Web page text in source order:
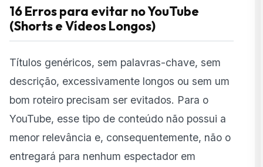
16 Erros para evitar no YouTube
(Shorts e Vídeos Longos)
Títulos genéricos, sem palavras-chave, sem
descrição, excessivamente longos ou sem um
bom roteiro precisam ser evitados. Para o
YouTube, esse tipo de conteúdo não possui a
menor relevância e, consequentemente, não o
entregará para nenhum espectador em